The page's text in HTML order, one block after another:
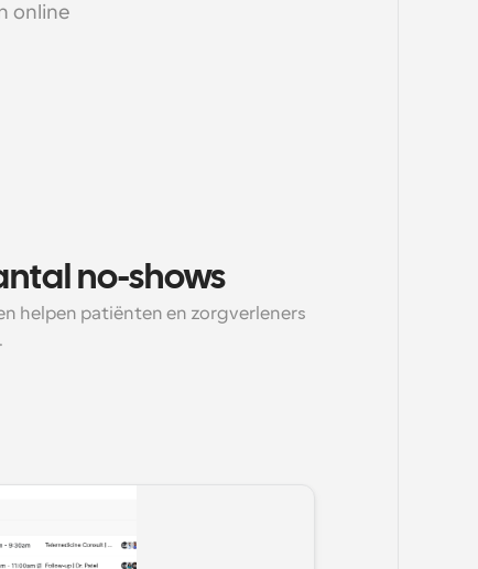
online
no-shows
helpen patiënten en zorgverleners